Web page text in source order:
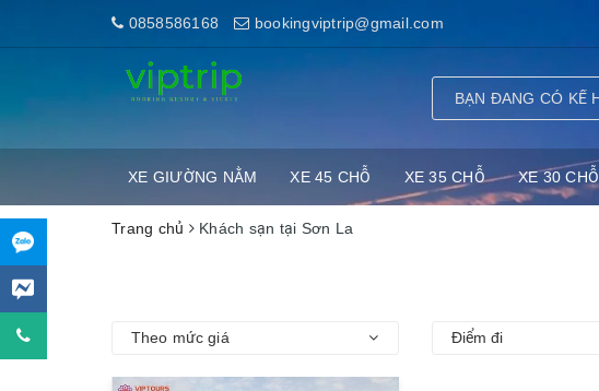
0858586168 bookingviptrip@gmail.com
XE GIƯỜNG NẰM XE 45 CHỖ XE 35 CHỖ XE 30 CHỖ
Trang chủ Khách sạn tại Sơn La
Theo mức giá Điểm đi